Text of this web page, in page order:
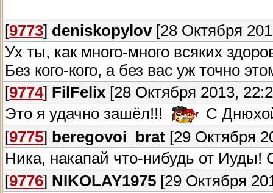
[9773] deniskopylov[28 Октября
Ух ты, как много-много всяких
Без кого-кого, а без вас уж точно
[9774] FilFelix [28 Октября 2013,
Это я удачно зашёл!!!
С
[9775] beregovoi_brat [29 Октября
Ника, накапай что-нибудь от
[9776] NIKOLAY1975 [29 Октября